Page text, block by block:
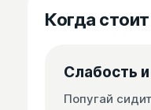
Когда
Слабость
Попугай